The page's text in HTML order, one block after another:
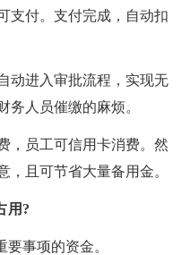
支付。支付完成，自动扣
进入审批流程，实现无
人员催缴的麻烦。
员工可信用卡消费。然
且可节省大量备用金。
用?
事项的资金。